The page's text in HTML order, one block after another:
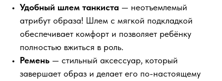
Удобный шлем танкиста — неотъемлемый
атрибут образа! Шлем с мягкой подкладкой
обеспечивает комфорт и позволяет ребёнку
полностью вжиться в роль.
Ремень — стильный аксессуар, который
завершает образ и делает его по-настоящему